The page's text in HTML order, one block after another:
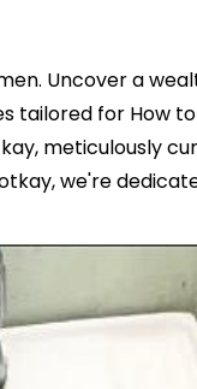
Uncover a
tailored for How
meticulously
we're